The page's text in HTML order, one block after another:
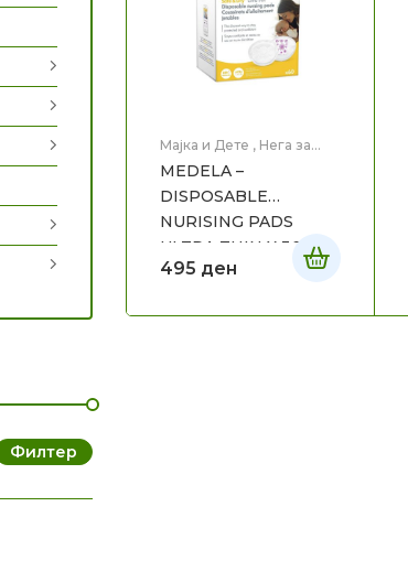
Мајка и Дете , Нега за
MEDELA –
DISPOSABLE
NURISING PADS
ULTRA THIN X 30
495 ден
Филтер